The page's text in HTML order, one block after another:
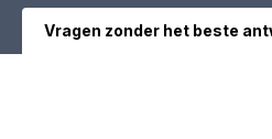
Vragen zonder het beste